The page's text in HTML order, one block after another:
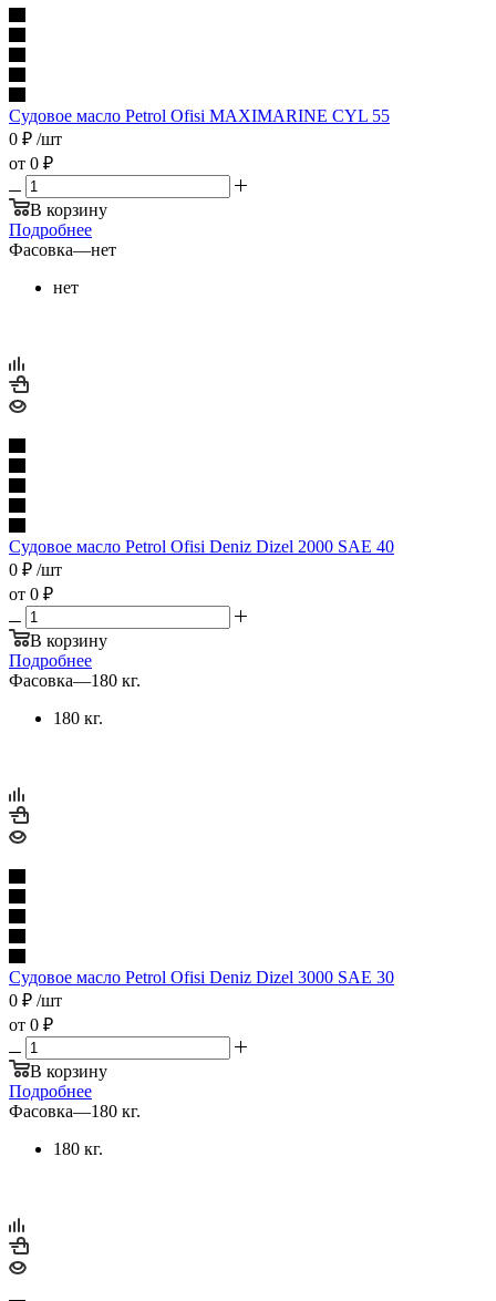
Судовое масло Petrol Ofisi MAXIMARINE CYL 55
0 ₽ /шт
от 0 ₽
В корзину
Подробнее
Фасовка—нет
нет
Судовое масло Petrol Ofisi Deniz Dizel 2000 SAE 40
0 ₽ /шт
от 0 ₽
В корзину
Подробнее
Фасовка—180 кг.
180 кг.
Судовое масло Petrol Ofisi Deniz Dizel 3000 SAE 30
0 ₽ /шт
от 0 ₽
В корзину
Подробнее
Фасовка—180 кг.
180 кг.